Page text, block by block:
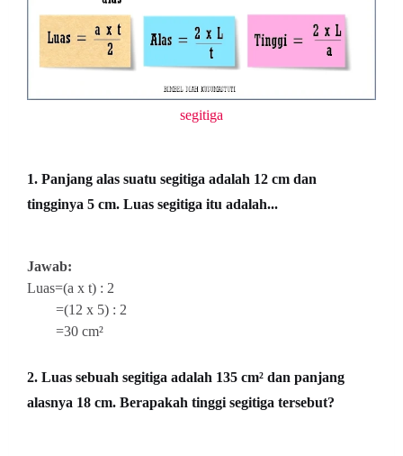
segitiga
1. Panjang alas suatu segitiga adalah 12 cm dan
tingginya 5 cm. Luas segitiga itu adalah...
Jawab:
Luas=(a x t) : 2
=(12 x 5) : 2
=30 cm²
2. Luas sebuah segitiga adalah 135 cm² dan panjang
alasnya 18 cm. Berapakah tinggi segitiga tersebut?